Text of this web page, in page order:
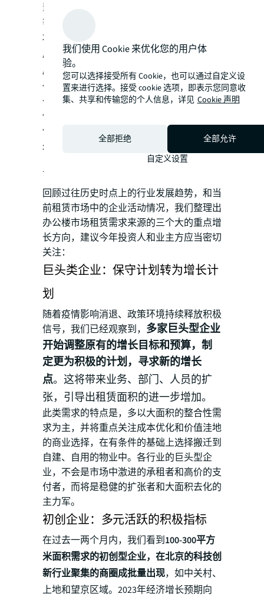
影响和疫情引发储蓄、置业及流动性降低
等。
2022年房地产行业供需两端均有承压
房意愿抑制，且开工、投资量大跌。2023年
房地产领域将渐进复苏，但步伐预计较缓。
伴随政策支撑，今年需求端将逐步回暖、房
价有望转增，但房住不炒基调不变；从供给
侧而言，政策持续强化流动性支持，但房企
信用风险仍有可能挑战市场信心。
行业：重制全年计划，把握新的增
长点
回顾过往历史时点上的行业发展趋势，和当
前租赁市场中的企业活动情况，我们整理出
办公楼市场租赁需求来源的三个大的重点增
长方向，建议今年投资人和业主方应当密切
关注：
巨头类企业：保守计划转为增长计
划
随着疫情影响消退、政策环境持续释放积极
信号，我们已经观察到， 多家巨头型企业
开始调整原有的增长目标和预算，制
定更为积极的计划，寻求新的增长
点。这将带来业务、部门、人员的扩
张，引导出租赁面积的进一步增加。
此类需求的特点是，多以大面积的整合性需
求为主，并将重点关注成本优化和价值洼地
的商业选择，在有条件的基础上选择搬迁到
自建、自用的物业中。各行业的巨头型企
业，不会是市场中激进的承租者和高价的支
付者，而将是稳健的扩张者和大面积去化的
主力军。
初创企业：多元活跃的积极指标
在过去一两个月内，我们看到100-300平方
米面积需求的初创型企业，在北京的科技创
新行业聚集的商圈成批量出现，如中关村、
上地和望京区域。2023年经济增长预期向
我们使用 Cookie 来优化您的用户体
验。
您可以选择接受所有 Cookie，也可以通过自定义设
置来进行选择。接受 cookie 选项，即表示您同意收
集、共享和传输您的个人信息，详见 Cookie 声明
全部拒绝
全部允许
自定义设置